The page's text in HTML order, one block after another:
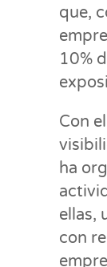
que,
10%
Con
ha
ellas,
con